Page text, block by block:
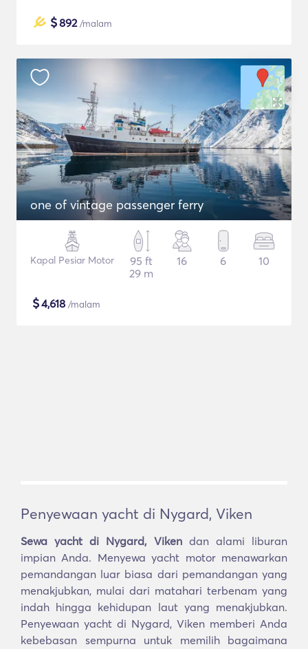
$892/malam
one of vintage passenger ferry
Kapal Pesiar Motor
95 ft
29 m
16 6 10
$4,618 /malam
Penyewaan yacht di Nygard, Viken
Sewa yacht di Nygard, Vikendan alami liburan
impian Anda. Menyewa yacht motor menawarkan
pemandangan luar biasa dari pemandangan yang
menakjubkan, mulai dari matahari terbenam yang
indah hingga kehidupan laut yang menakjubkan.
Penyewaan yacht di Nygard, Viken memberi Anda
kebebasan sempurna untuk memilih bagaimana